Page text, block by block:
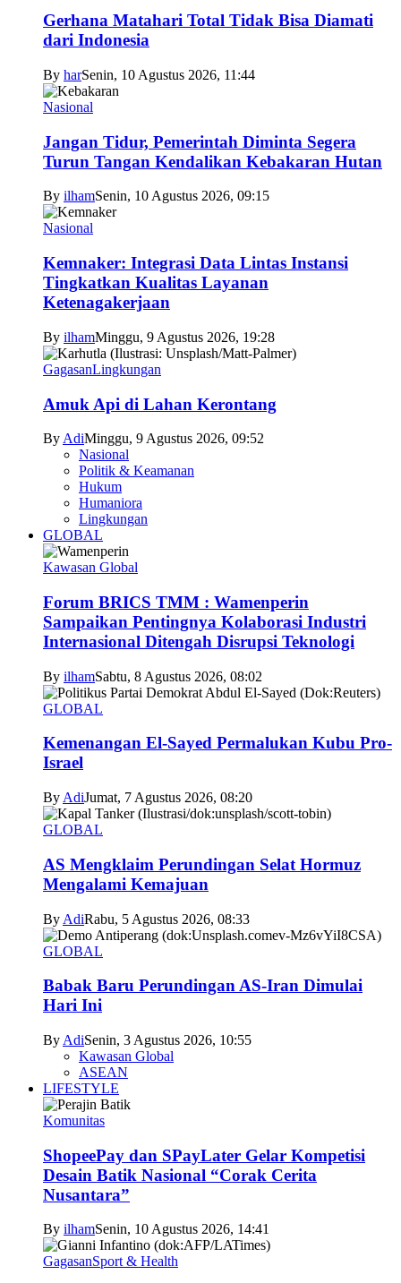
Gerhana Matahari Total Tidak Bisa Diamati
dari Indonesia
By harSenin, 10 Agustus 2026, 11:44
Nasional
Jangan Tidur, Pemerintah Diminta Segera
Turun Tangan Kendalikan Kebakaran Hutan
By ilhamSenin, 10 Agustus 2026, 09:15
Nasional
Kemnaker: Integrasi Data Lintas Instansi
Tingkatkan Kualitas Layanan
Ketenagakerjaan
By ilhamMinggu, 9 Agustus 2026, 19:28
GagasanLingkungan
Amuk Api di Lahan Kerontang
By AdiMinggu, 9 Agustus 2026, 09:52
Nasional
Politik & Keamanan
Hukum
Humaniora
Lingkungan
GLOBAL
Kawasan Global
Forum BRICS TMM : Wamenperin
Sampaikan Pentingnya Kolaborasi Industri
Internasional Ditengah Disrupsi Teknologi
By ilhamSabtu, 8 Agustus 2026, 08:02
GLOBAL
Kemenangan El-Sayed Permalukan Kubu Pro-
Israel
By AdiJumat, 7 Agustus 2026, 08:20
GLOBAL
AS Mengklaim Perundingan Selat Hormuz
Mengalami Kemajuan
By AdiRabu, 5 Agustus 2026, 08:33
GLOBAL
Babak Baru Perundingan AS-Iran Dimulai
Hari Ini
By AdiSenin, 3 Agustus 2026, 10:55
Kawasan Global
ASEAN
LIFESTYLE
Komunitas
ShopeePay dan SPayLater Gelar Kompetisi
Desain Batik Nasional “Corak Cerita
Nusantara”
By ilhamSenin, 10 Agustus 2026, 14:41
GagasanSport & Health